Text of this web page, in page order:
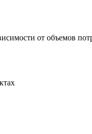
от объемов